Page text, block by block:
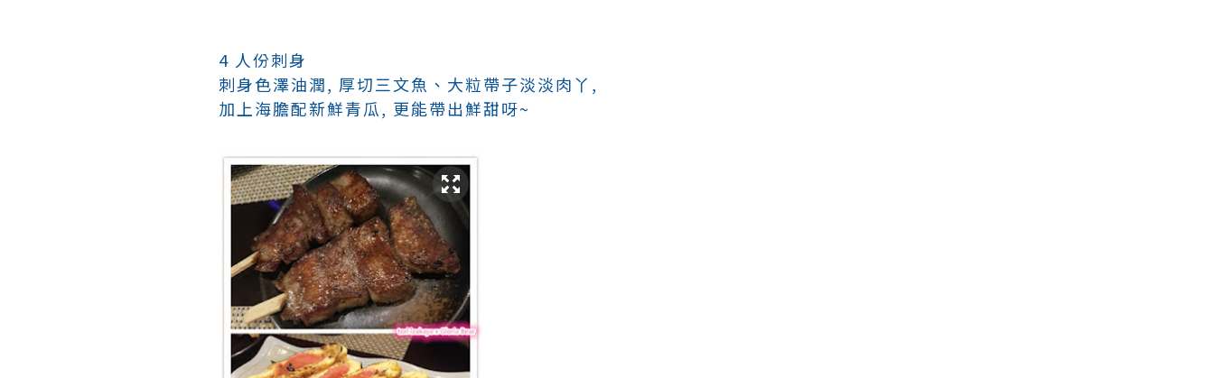
4 人份刺身
刺身色澤油潤, 厚切三文魚、大粒帶子淡淡肉丫,
加上海膽配新鮮青瓜, 更能帶出鮮甜呀~